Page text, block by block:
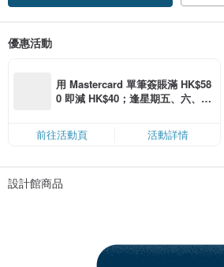
優惠活動
用 Mastercard 單筆簽賬滿 HK$58
0 即減 HK$40；逢星期五、六、日
限，額滿即止，僅限「常用信用
卡」結帳）
前往活動頁 活動詳情
設計館商品